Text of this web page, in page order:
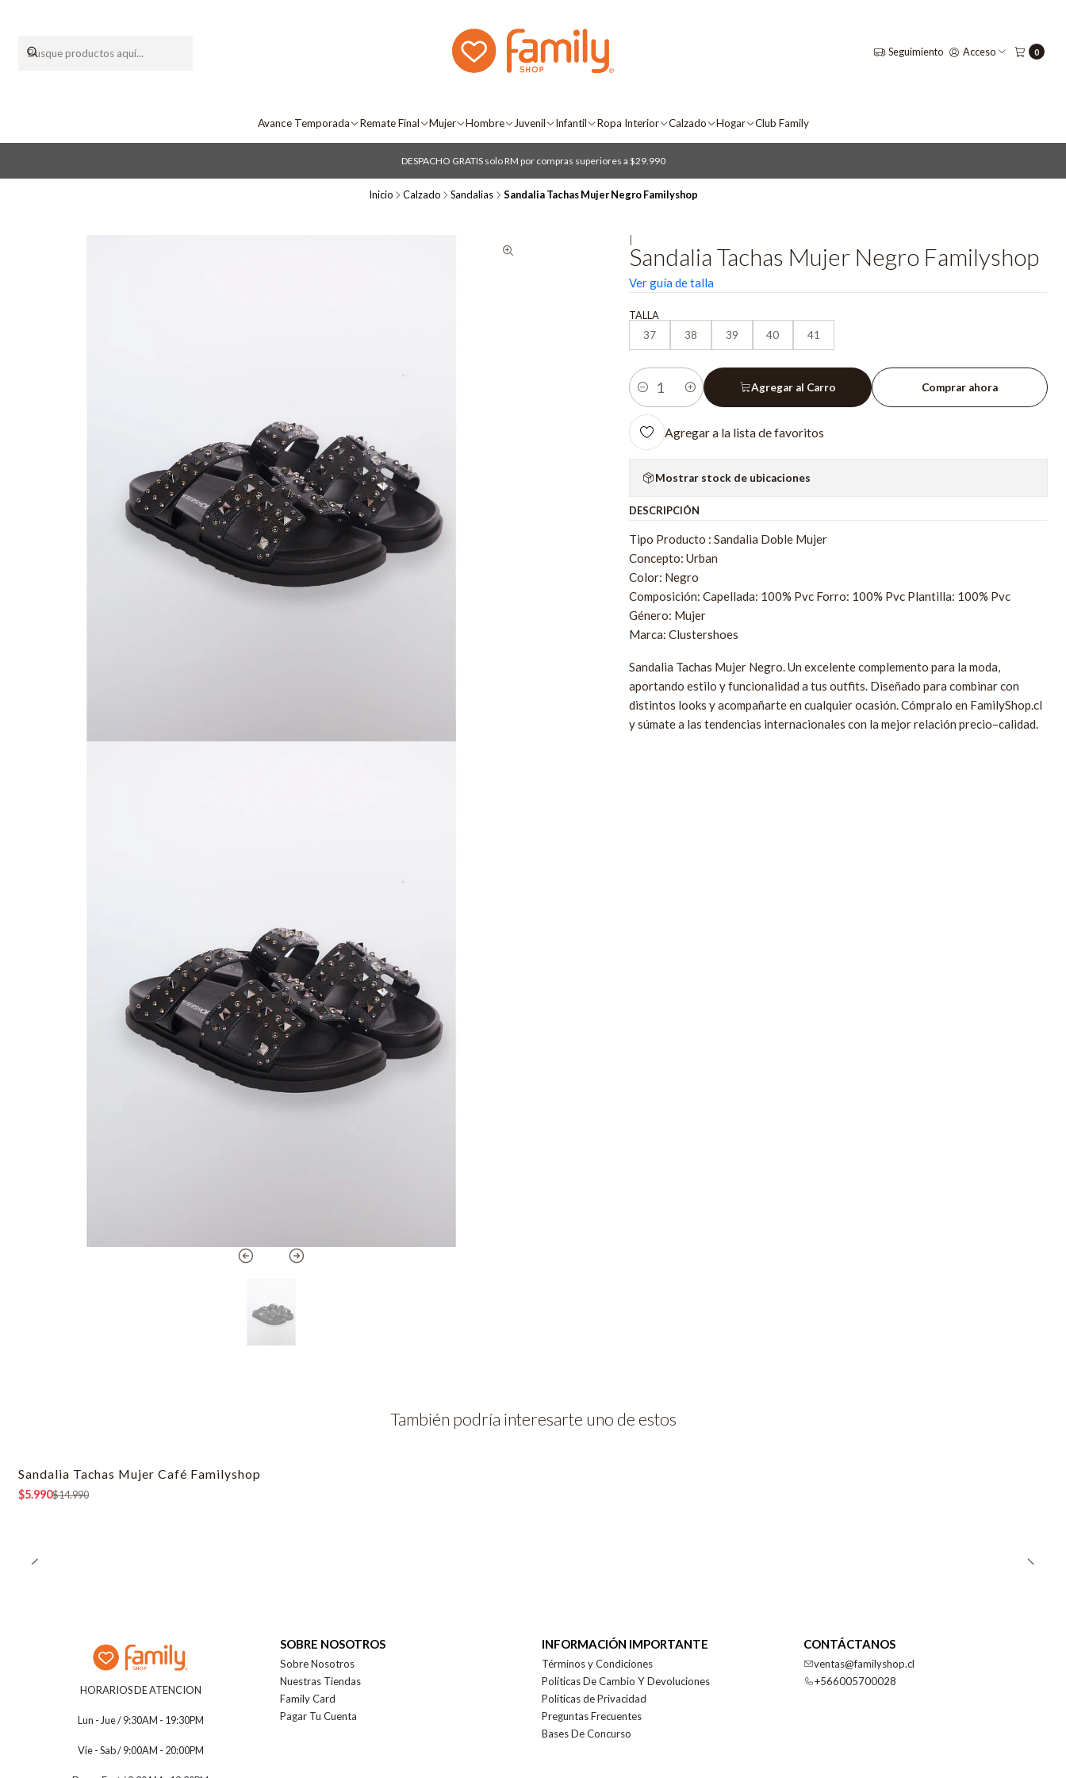
Seguimiento Acceso 0
Avance Temporada Remate Final Mujer Hombre Juvenil Infantil Ropa Interior Calzado Hogar Club Family
DESPACHO GRATIS solo RM por compras superiores a $29.990
Inicio Calzado Sandalias Sandalia Tachas Mujer Negro Familyshop
Sandalia Tachas Mujer Negro Familyshop
Ver guía de talla
TALLA
37
38 39 40 41
Cantidad
Agregar al Carro Comprar ahora
Agregar a la lista de favoritos
Mostrar stock de ubicaciones
DESCRIPCIÓN
Tipo Producto : Sandalia Doble Mujer
Concepto: Urban
Color: Negro
Composición: Capellada: 100% Pvc Forro: 100% Pvc Plantilla: 100% Pvc
Género: Mujer
Marca: Clustershoes
Sandalia Tachas Mujer Negro. Un excelente complemento para la moda,
aportando estilo y funcionalidad a tus outfits. Diseñado para combinar con
distintos looks y acompañarte en cualquier ocasión. Cómpralo en FamilyShop.cl
y súmate a las tendencias internacionales con la mejor relación precio–calidad.
También podría interesarte uno de estos
-60% OFF
Sandalia Tachas Mujer Café Familyshop
$5.990$14.990
HORARIOS DE ATENCION
Lun - Jue / 9:30AM - 19:30PM
Vie - Sab / 9:00AM - 20:00PM
SOBRE NOSOTROS
Sobre Nosotros
Nuestras Tiendas
Family Card
Pagar Tu Cuenta
INFORMACIÓN IMPORTANTE
Términos y Condiciones
Políticas De Cambio Y Devoluciones
Políticas de Privacidad
Preguntas Frecuentes
Bases De Concurso
CONTÁCTANOS
ventas@familyshop.cl
+566005700028